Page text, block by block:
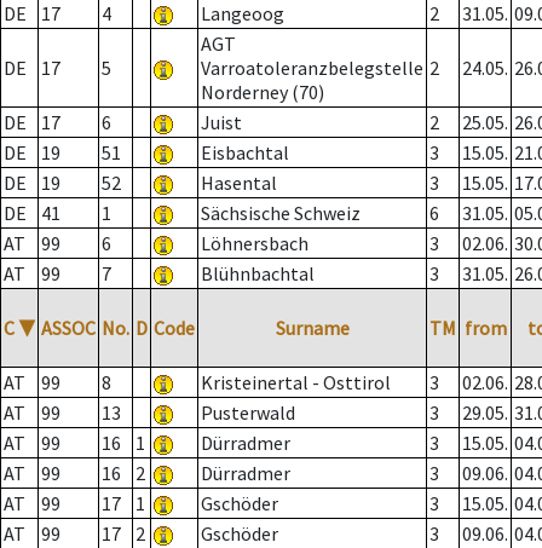
DE
17 4 Langeoog 2 31.05.
DE 17 5
AGT
Varroatoleranzbelegstelle
Norderney (70)
2 24.05.
DE 17 6 Juist 2 25.05.
DE
19 51 Eisbachtal 3 15.05.
DE
19 52 Hasental 3 15.05.
DE
41 1 Sächsische Schweiz 6 31.05.
AT
99 6 Löhnersbach 3 02.06.
AT
99 7 Blühnbachtal 3 31.05.
C ▼ ASSOC No. D Code Surname TM from
AT 99 8 Kristeinertal - Osttirol 3 02.06.
AT
99 13 Pusterwald 3 29.05.
AT
99 16 1 Dürradmer 3 15.05.
AT
99 16 2 Dürradmer 3 09.06.
AT
99 17 1 Gschöder 3 15.05.
AT
99 17 2 Gschöder 3 09.06.